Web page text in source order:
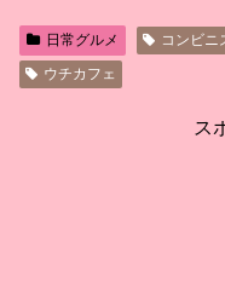
日常グルメ コンビニ
ウチカフェ
ス